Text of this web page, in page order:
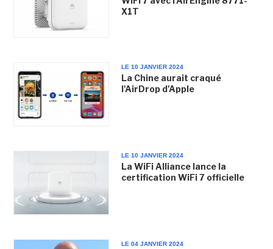
X1T
LE 10 JANVIER 2024
La Chine aurait craqué
l'AirDrop d'Apple
LE 10 JANVIER 2024
La WiFi Alliance lance la
certification WiFi 7 officielle
LE 04 JANVIER 2024